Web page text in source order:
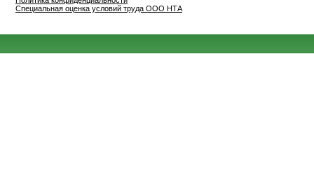
Специальная оценка условий труда ООО НТА